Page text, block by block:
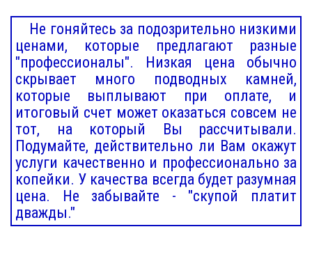
Не гоняйтесь за подозрительно низкими
ценами, которые предлагают разные
"профессионалы". Низкая цена обычно
скрывает много подводных камней,
которые выплывают при оплате, и
итоговый счет может оказаться совсем не
тот, на который Вы рассчитывали.
Подумайте, действительно ли Вам окажут
услуги качественно и профессионально за
копейки. У качества всегда будет разумная
цена. Не забывайте - "скупой платит
дважды."